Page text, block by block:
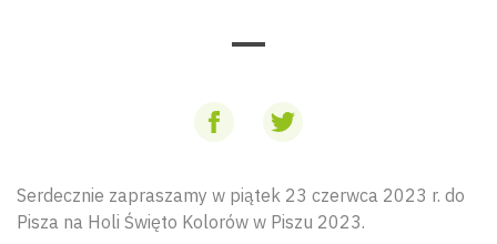
Serdecznie zapraszamy w piątek 23 czerwca 2023 r. do
Pisza na Holi Święto Kolorów w Piszu 2023.